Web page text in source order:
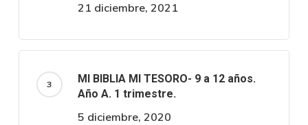
21 diciembre, 2021
MI BIBLIA MI TESORO- 9 a 12 años.
Año A. 1 trimestre.
5 diciembre, 2020